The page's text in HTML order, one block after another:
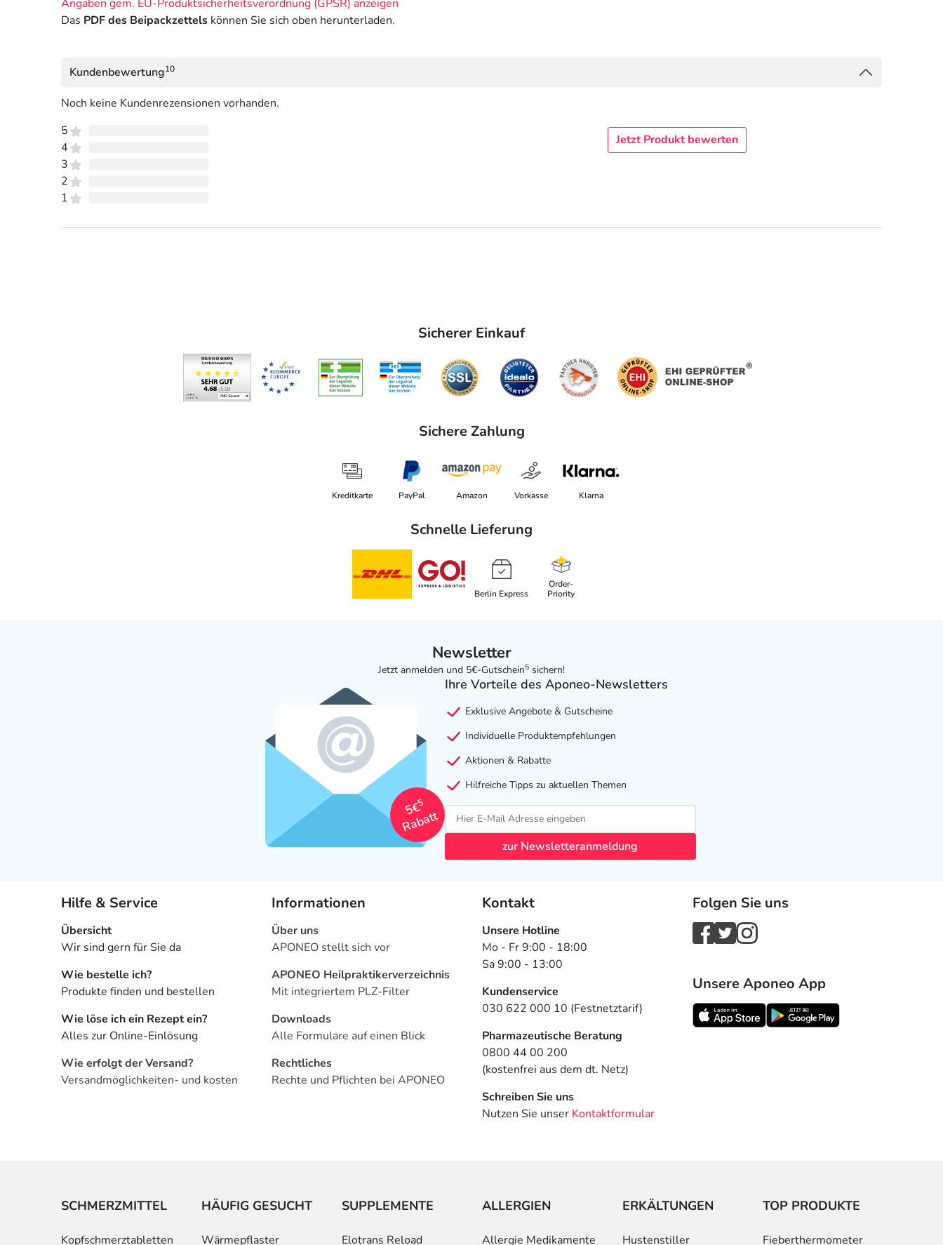
Angaben gem. EU-Produktsicherheitsverordnung (GPSR) anzeigen
Das PDF des Beipackzettels können Sie sich oben herunterladen.
Kundenbewertung10
Noch keine Kundenrezensionen vorhanden.
5
4
3
2
1
Jetzt Produkt bewerten
Sicherer Einkauf
Sichere Zahlung
Kreditkarte PayPal Amazon Vorkasse Klarna
Schnelle Lieferung
Berlin Express
Order-
Priority
Newsletter
Jetzt anmelden und 5€-Gutschein5 sichern!
5€
5
Rabatt
Ihre Vorteile des Aponeo-Newsletters
Exklusive Angebote & Gutscheine
Individuelle Produktempfehlungen
Aktionen & Rabatte
Hilfreiche Tipps zu aktuellen Themen
zur Newsletteranmeldung
Hilfe & Service
Übersicht
Wir sind gern für Sie da
Wie bestelle ich?
Produkte finden und bestellen
Wie löse ich ein Rezept ein?
Alles zur Online-Einlösung
Wie erfolgt der Versand?
Versandmöglichkeiten- und kosten
Informationen
Über uns
APONEO stellt sich vor
APONEO Heilpraktikerverzeichnis
Mit integriertem PLZ-Filter
Downloads
Alle Formulare auf einen Blick
Rechtliches
Rechte und Pflichten bei APONEO
Kontakt
Unsere Hotline
Mo - Fr 9:00 - 18:00
Sa 9:00 - 13:00
Kundenservice
030 622 000 10 (Festnetztarif)
Pharmazeutische Beratung
0800 44 00 200
(kostenfrei aus dem dt. Netz)
Schreiben Sie uns
Nutzen Sie unser Kontaktformular
Folgen Sie uns
Unsere Aponeo App
SCHMERZMITTEL
Kopfschmerztabletten
HÄUFIG GESUCHT
Wärmepflaster
SUPPLEMENTE
Elotrans Reload
ALLERGIEN
Allergie Medikamente
ERKÄLTUNGEN
Hustenstiller
TOP PRODUKTE
Fieberthermometer